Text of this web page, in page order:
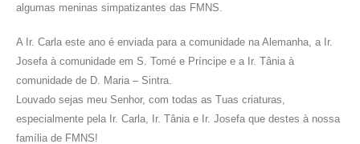
algumas meninas simpatizantes das FMNS.
A Ir. Carla este ano é enviada para a comunidade na Alemanha, a Ir.
Josefa à comunidade em S. Tomé e Príncipe e a Ir. Tânia à
comunidade de D. Maria – Sintra.
Louvado sejas meu Senhor, com todas as Tuas criaturas,
especialmente pela Ir. Carla, Ir. Tânia e Ir. Josefa que destes à nossa
família de FMNS!